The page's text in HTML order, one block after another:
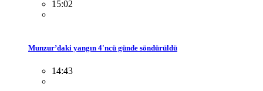
15:02
Munzur’daki yangın 4'ncü günde söndürüldü
14:43